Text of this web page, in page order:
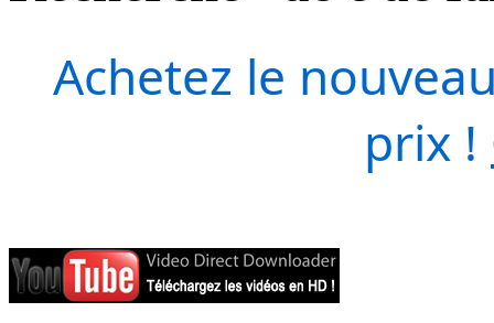
Achetez le
prix !